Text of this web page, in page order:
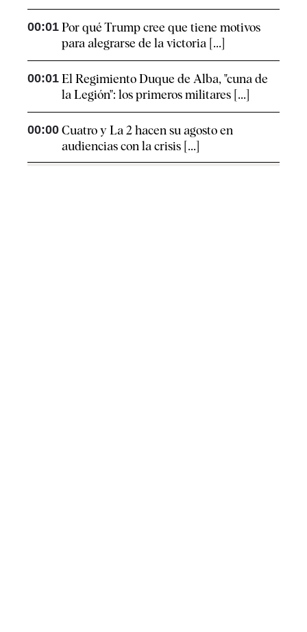
00:01 Por qué Trump cree que tiene motivos
para alegrarse de la victoria [...]
00:01 El Regimiento Duque de Alba, "cuna de
la Legión": los primeros militares [...]
00:00 Cuatro y La 2 hacen su agosto en
audiencias con la crisis [...]